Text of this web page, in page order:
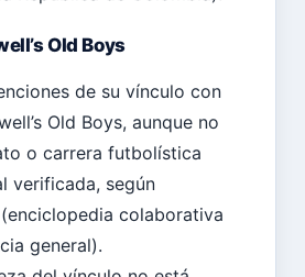
Old Boys
de su vínculo con
Old Boys, aunque no
o carrera futbolística
verificada, según
colaborativa
general).